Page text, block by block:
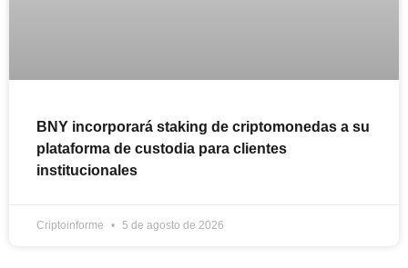
BNY incorporará staking de criptomonedas a su
plataforma de custodia para clientes
institucionales
Criptoinforme 5 de agosto de 2026